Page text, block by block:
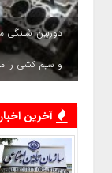
دوربین شلنگی
و سیم کشی را
آخرین اخبار